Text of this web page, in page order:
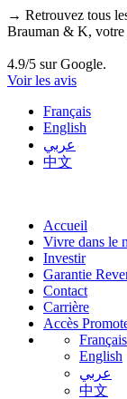
→ Retrouvez tous
Brauman & K, votre
4.9/5 sur Google.
Voir les avis
Français
English
عربي
中文
Accueil
Vivre dans le
Investir
Garantie
Contact
Carrière
Accès
Français
English
عربي
中文